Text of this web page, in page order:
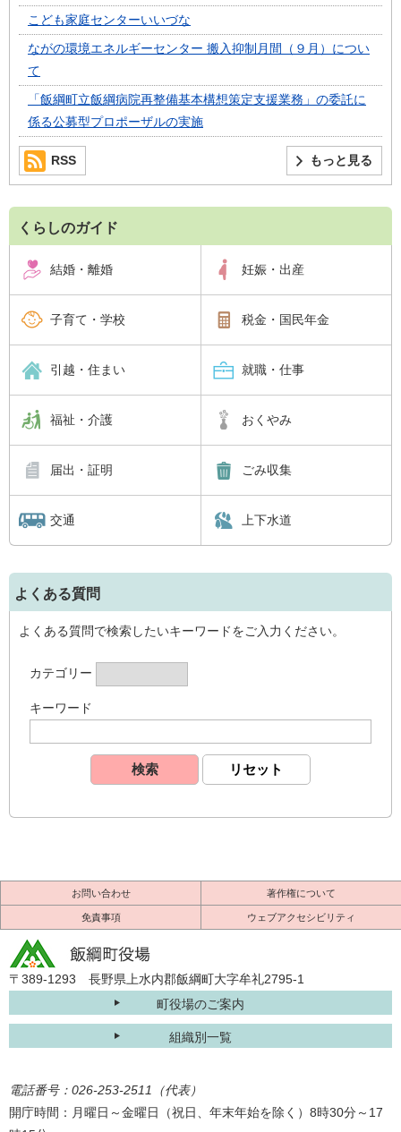
こども家庭センターいいづな
ながの環境エネルギーセンター 搬入抑制月間（９月）につい
て
「飯綱町立飯綱病院再整備基本構想策定支援業務」の委託に
係る公募型プロポーザルの実施
もっと見る
RSS
くらしのガイド
結婚・離婚 妊娠・出産
子育て・学校 税金・国民年金
引越・住まい 就職・仕事
福祉・介護 おくやみ
届出・証明 ごみ収集
交通 上下水道
よくある質問
よくある質問で検索したいキーワードをご入力ください。
カテゴリー
キーワード
お問い合わせ 著作権について
免責事項 ウェブアクセシビリティ
〒389-1293 長野県上水内郡飯綱町大字牟礼2795-1
町役場のご案内
組織別一覧
電話番号：026-253-2511（代表）
開庁時間：月曜日～金曜日（祝日、年末年始を除く）8時30分～17